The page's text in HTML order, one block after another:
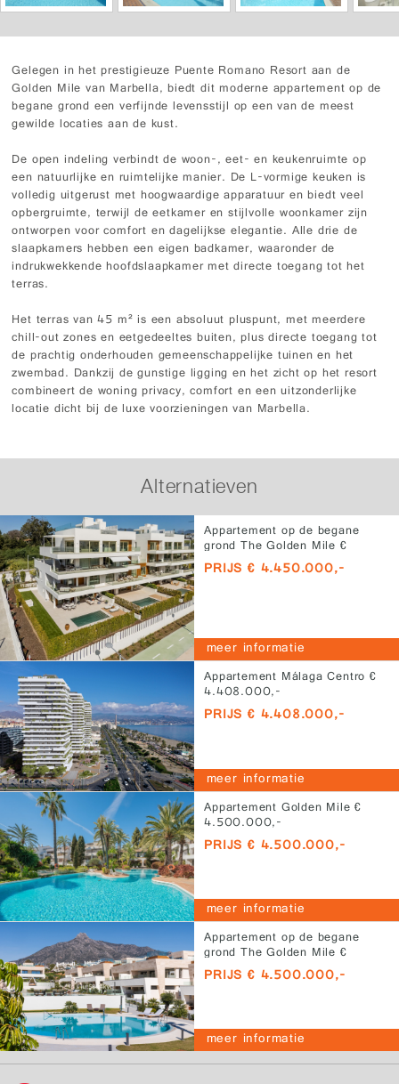
Gelegen in het prestigieuze Puente Romano Resort aan de
Golden Mile van Marbella, biedt dit moderne appartement op de
begane grond een verfijnde levensstijl op een van de meest
gewilde locaties aan de kust.
De open indeling verbindt de woon-, eet- en keukenruimte op
een natuurlijke en ruimtelijke manier. De L-vormige keuken is
volledig uitgerust met hoogwaardige apparatuur en biedt veel
opbergruimte, terwijl de eetkamer en stijlvolle woonkamer zijn
ontworpen voor comfort en dagelijkse elegantie. Alle drie de
slaapkamers hebben een eigen badkamer, waaronder de
indrukwekkende hoofdslaapkamer met directe toegang tot het
terras.
Het terras van 45 m² is een absoluut pluspunt, met meerdere
chill-out zones en eetgedeeltes buiten, plus directe toegang tot
de prachtig onderhouden gemeenschappelijke tuinen en het
zwembad. Dankzij de gunstige ligging en het zicht op het resort
combineert de woning privacy, comfort en een uitzonderlijke
locatie dicht bij de luxe voorzieningen van Marbella.
Alternatieven
Appartement op de begane
grond The Golden Mile €
4.450.000,-
PRIJS € 4.450.000,-
meer informatie
Appartement Málaga Centro €
4.408.000,-
PRIJS € 4.408.000,-
meer informatie
Appartement Golden Mile €
4.500.000,-
PRIJS € 4.500.000,-
meer informatie
Appartement op de begane
grond The Golden Mile €
4.500.000,-
PRIJS € 4.500.000,-
meer informatie